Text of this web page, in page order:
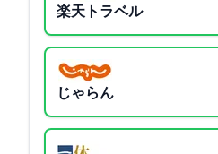
楽天トラベル
じゃらん